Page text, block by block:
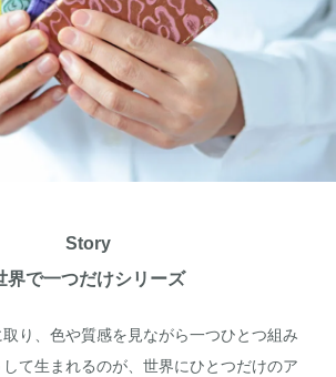
Story
界で一つだけシリーズ
り、色や質感を見ながら一つひとつ組み
て生まれるのが、世界にひとつだけのア